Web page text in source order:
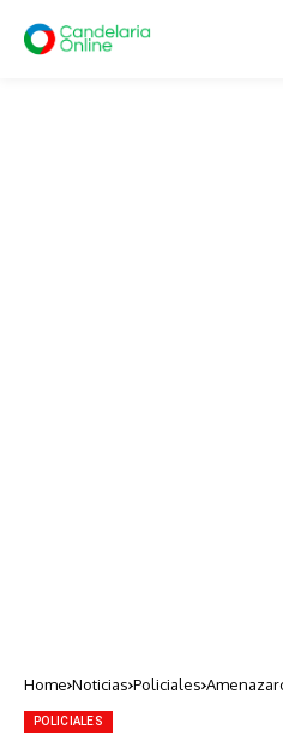
Home Noticias Policiales
POLICIALES